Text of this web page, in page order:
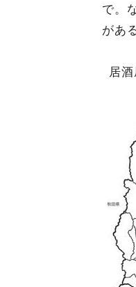
で。
があ
居酒